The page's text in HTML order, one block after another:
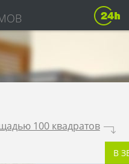
100 квадратов .
В